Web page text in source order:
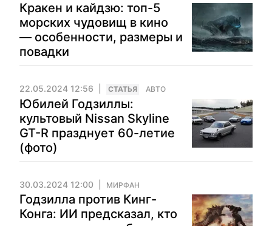
Кракен и кайдзю: топ-5
морских чудовищ в кино
— особенности, размеры и
повадки
22.05.2024 12:56 CТАТЬЯ АВТО
Юбилей Годзиллы:
культовый Nissan Skyline
GT-R празднует 60-летие
(фото)
30.03.2024 12:00 МИРФАН
Годзилла против Кинг-
Конга: ИИ предсказал, кто